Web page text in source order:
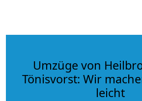
Umzüge von
Tönisvorst: Wir
leicht